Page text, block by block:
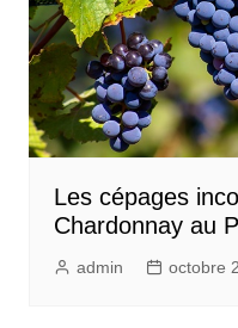
Les cépages
Chardonnay au
admin octobre